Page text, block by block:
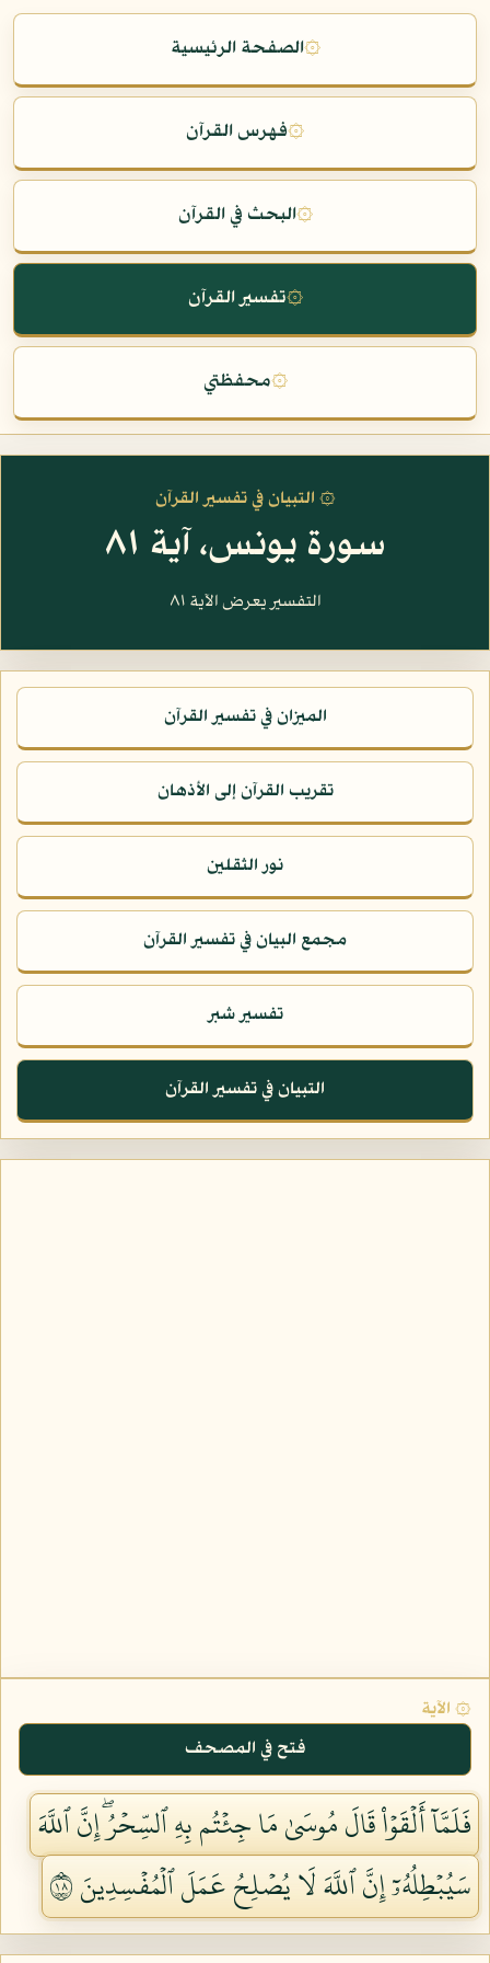
۞الصفحة الرئيسية
۞فهرس القرآن
۞البحث في القرآن
۞تفسير القرآن
۞محفظتي
۞ التبيان في تفسير القرآن
سورة يونس، آية ٨١
التفسير يعرض الآية ٨١
الميزان في تفسير القرآن
تقريب القرآن إلى الأذهان
نور الثقلين
مجمع البيان في تفسير القرآن
تفسير شبر
التبيان في تفسير القرآن
۞ الآية
فتح في المصحف
فَلَمَّآ أَلۡقَوۡاْ قَالَ مُوسَىٰ مَا جِئۡتُم بِهِ ٱلسِّحۡرُۖ إِنَّ ٱللَّهَ
سَيُبۡطِلُهُۥٓ إِنَّ ٱللَّهَ لَا يُصۡلِحُ عَمَلَ ٱلۡمُفۡسِدِينَ ٨١